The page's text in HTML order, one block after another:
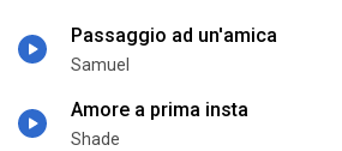
Passaggio ad un'amica
Samuel
Amore a prima insta
Shade